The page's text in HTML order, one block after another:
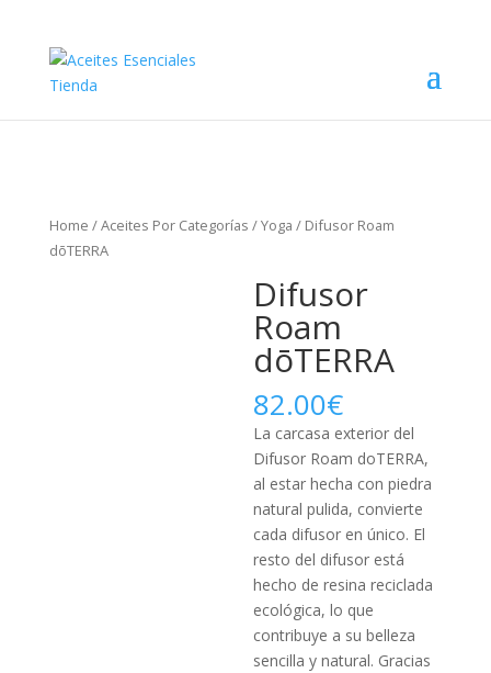
Home /Aceites Por Categorías /Yoga / Difusor Roam
dōTERRA
Difusor
Roam
dōTERRA
82.00€
La carcasa exterior del
Difusor Roam doTERRA,
al estar hecha con piedra
natural pulida, convierte
cada difusor en único. El
resto del difusor está
hecho de resina reciclada
ecológica, lo que
contribuye a su belleza
sencilla y natural. Gracias